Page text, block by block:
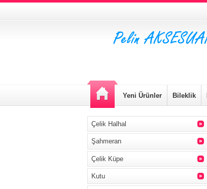
Yeni Ürünler Bileklik
Çelik Halhal
Şahmeran
Çelik Küpe
Kutu